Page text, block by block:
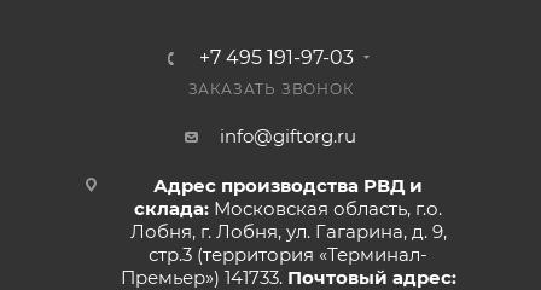
+7 495 191-97-03
ЗАКАЗАТЬ ЗВОНОК
info@giftorg.ru
Адрес производства РВД и
склада: Московская область, г.о.
Лобня, г. Лобня, ул. Гагарина, д. 9,
стр.3 (территория «Терминал-
Премьер») 141733. Почтовый адрес: